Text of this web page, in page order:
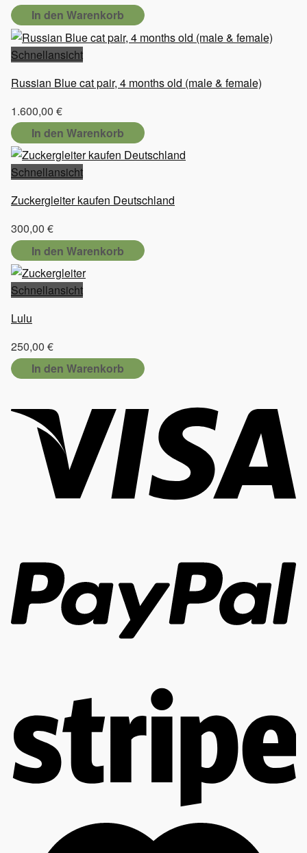
In den Warenkorb
Schnellansicht
Russian Blue cat pair, 4 months old (male & female)
1.600,00 €
In den Warenkorb
Schnellansicht
Zuckergleiter kaufen Deutschland
300,00 €
In den Warenkorb
Schnellansicht
Lulu
250,00 €
In den Warenkorb